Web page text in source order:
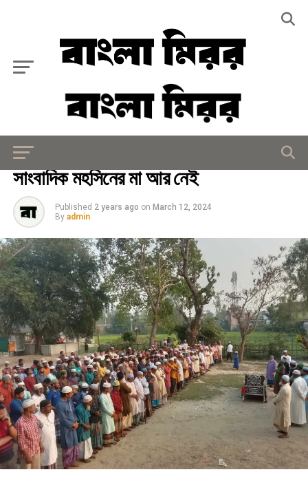
মিরর বিশেষ
সাংবাদিক মহসিনের মা আর নেই
Published 2 years ago on March 12, 2024
By admin